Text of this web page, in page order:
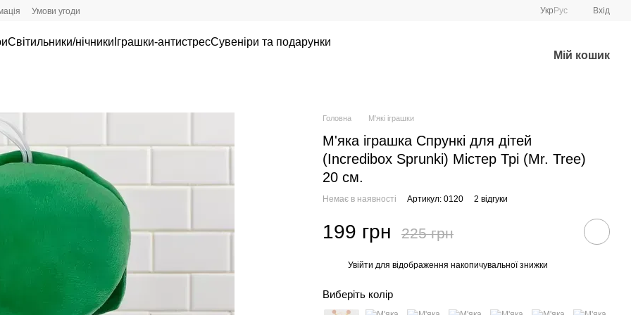
Умови угоди Укр Рус Вхід
Світильники/нічники Іграшки-антистресСувеніри та подарунки
Мій кошик
Головна М'які іграшки
М'яка іграшка Спрункі для дітей
(Incredibox Sprunki) Містер Трі (Mr. Tree)
20 см.
Немає в наявності Артикул: 0120 2 відгуки
199 грн 225 грн
Увійти для відображення накопичувальної знижки
Виберіть колір